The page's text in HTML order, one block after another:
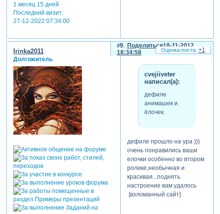
1 месяц 15 дней
Последний визит:
27-12-2022 07:34:00
Поделиться
9
18-11-2012
18:34:58
Irinka2011
Долгожитель
cvejiiveter
написал(а):
дефиле
анимашек и
ёлочек.
дефиле прошло на ура )))
очень понравились ваши
елочки особенно во втором
ролике,необычная и
красивая...поднять
настроение вам удалось
[взломанный сайт]
+1